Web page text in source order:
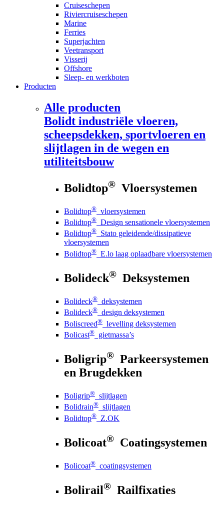
Cruiseschepen
Riviercruiseschepen
Marine
Ferries
Superjachten
Veetransport
Visserij
Offshore
Sleep- en werkboten
Producten
Alle producten
Bolidt industriële vloeren,
scheepsdekken, sportvloeren en
slijtlagen in de wegen en
utiliteitsbouw
Bolidtop® Vloersystemen
Bolidtop® vloersystemen
Bolidtop® Design sensationele vloersystemen
Bolidtop® Stato geleidende/dissipatieve
vloersystemen
Bolidtop® E.lo laag oplaadbare vloersystemen
Bolideck® Deksystemen
Bolideck® deksystemen
Bolideck® design deksystemen
Boliscreed® levelling deksystemen
Bolicast® gietmassa’s
Boligrip® Parkeersystemen
en Brugdekken
Boligrip® slijtlagen
Bolidrain® slijtlagen
Bolidtop® Z.OK
Bolicoat® Coatingsystemen
Bolicoat® coatingsystemen
Bolirail® Railfixaties